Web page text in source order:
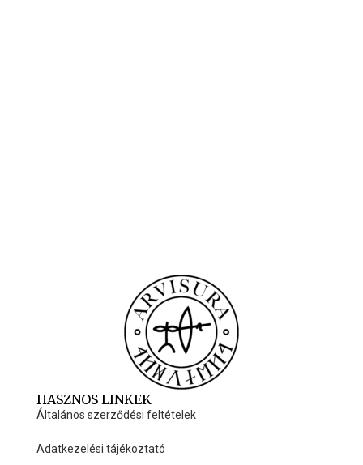
HASZNOS LINKEK
Általános szerződési feltételek
Adatkezelési tájékoztató